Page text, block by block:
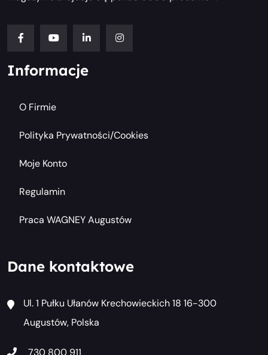
Informacje
O Firmie
Polityka Prywatności/cookies
Moje Konto
Regulamin
Praca WAGNEY Augustów
Dane kontaktowe
Ul. 1 Pułku Ułanów Krechowieckich 18 16-300
Augustów, Polska
730 800 911